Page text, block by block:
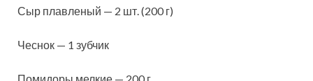
Сыр плавленый — 2 шт. (200 г)
Чеснок — 1 зубчик
Помидоры мелкие — 200 г